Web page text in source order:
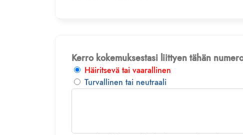
Kerro kokemuksestasi liittyen tähän
Häiritsevä tai vaarallinen
Turvallinen tai neutraali